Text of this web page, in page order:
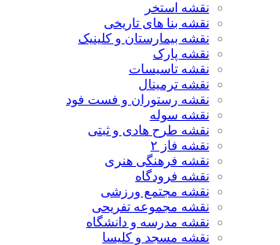
نقشه استخر
نقشه بنا های تاریخی
نقشه بیمارستان و کلینیک
نقشه پارک
نقشه تاسیسات
نقشه ترمینال
نقشه رستوران و فست فود
نقشه سوله
نقشه طرح هادی و ثبتی
نقشه فاز ۲
نقشه فرهنگی هنری
نقشه فرودگاه
نقشه مجتمع ورزشی
نقشه مجموعه تفریحی
نقشه مدرسه و دانشگاه
نقشه مسجد و کلیسا